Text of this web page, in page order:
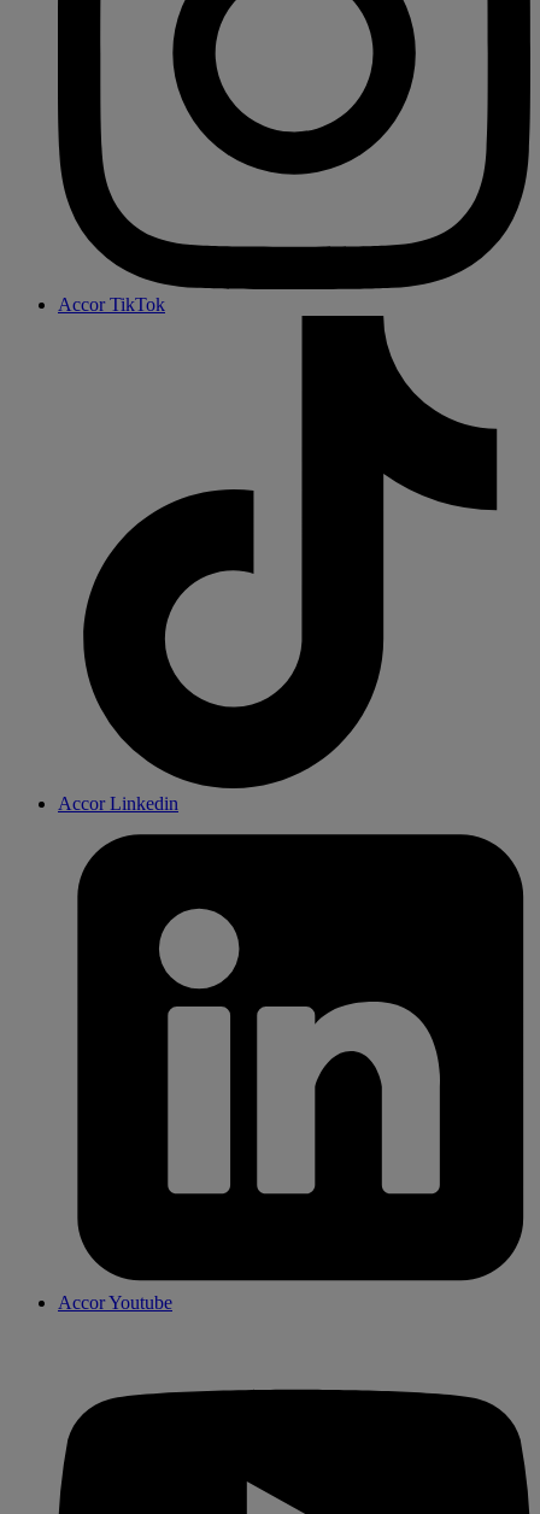
Accor TikTok
Accor Linkedin
Accor Youtube